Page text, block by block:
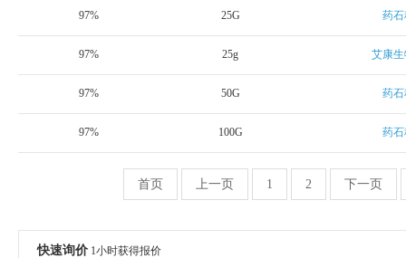
97% 25G 药
97% 25g 艾康
97% 50G 药
97% 100G 药
首页 上一页 1 2 下一页
快速询价 1小时获得报价